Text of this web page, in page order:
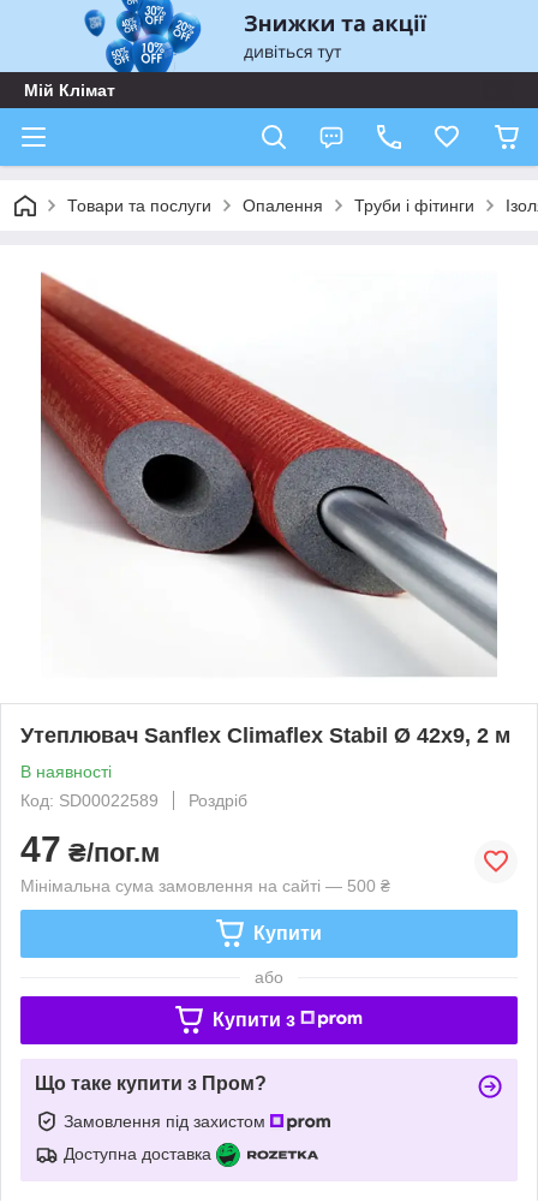
Мій Клімат
Товари та послуги Опалення Труби і фітинги
Утеплювач Sanflex Climaflex Stabil Ø 42х9, 2 м
В наявності
Код: SD00022589
Роздріб
47 ₴/пог.м
Мінімальна сума замовлення на сайті — 500 ₴
Купити
або
Купити з
Що таке купити з Пром?
Замовлення під захистом
Доступна доставка